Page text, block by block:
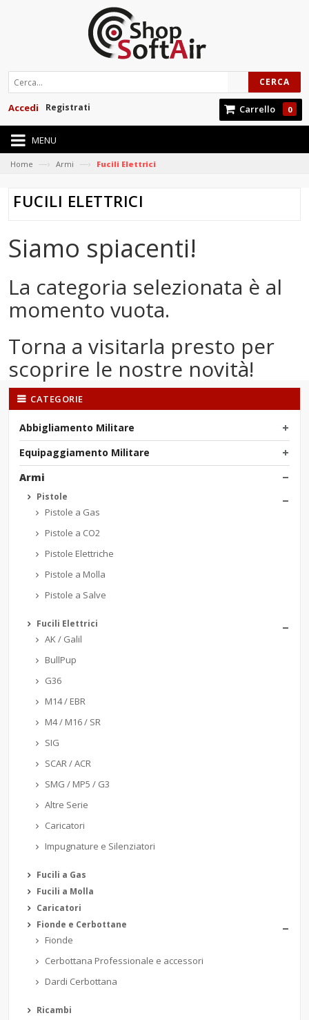
CERCA
Carrello 0
Registrati
Accedi
MENU
Home —› Armi —› Fucili Elettrici
FUCILI ELETTRICI
Siamo spiacenti!
La categoria selezionata è al
momento vuota.
Torna a visitarla presto per
scoprire le nostre novità!
CATEGORIE
Abbigliamento Militare
Equipaggiamento Militare
Armi
Pistole
Pistole a Gas
Pistole a CO2
Pistole Elettriche
Pistole a Molla
Pistole a Salve
Fucili Elettrici
AK / Galil
BullPup
G36
M14 / EBR
M4 / M16 / SR
SIG
SCAR / ACR
SMG / MP5 / G3
Altre Serie
Caricatori
Impugnature e Silenziatori
Fucili a Gas
Fucili a Molla
Caricatori
Fionde e Cerbottane
Fionde
Cerbottana Professionale e accessori
Dardi Cerbottana
Ricambi